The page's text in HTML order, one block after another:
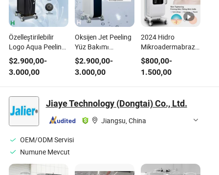
Özelleştirilebilir
Logo Aqua Peeling
Jet Peel Oksijen
Makinesi Cilt
Yenileme Terapisi
Güzellik Ekipmanı
SPA için
$2.900,00-
3.000,00
Oksijen Jet Peeling
Yüz Bakımı
Demarbrasyon
Aqua Oksijen
Güzellik Ekipmanı
$2.900,00-
3.000,00
2024 Hidro
Mikroadermabrazyon
Yüz Aleti Hassas
Cilt Güzellik Salonu
Ekipmanı
$800,00-
1.500,00
Jiaye Technology (Dongtai) Co., Ltd.
Jiangsu, China
OEM/ODM Servisi
Numune Mevcut